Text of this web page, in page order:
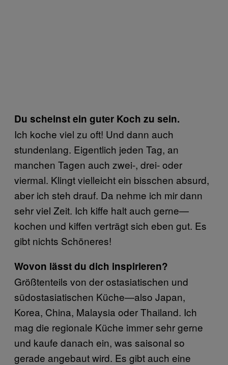
Du scheinst ein guter Koch zu sein.
Ich koche viel zu oft! Und dann auch
stundenlang. Eigentlich jeden Tag, an
manchen Tagen auch zwei-, drei- oder
viermal. Klingt vielleicht ein bisschen absurd,
aber ich steh drauf. Da nehme ich mir dann
sehr viel Zeit. Ich kiffe halt auch gerne—
kochen und kiffen verträgt sich eben gut. Es
gibt nichts Schöneres!
Wovon lässt du dich inspirieren?
Größtenteils von der ostasiatischen und
südostasiatischen Küche—also Japan,
Korea, China, Malaysia oder Thailand. Ich
mag die regionale Küche immer sehr gerne
und kaufe danach ein, was saisonal so
gerade angebaut wird. Es gibt auch eine